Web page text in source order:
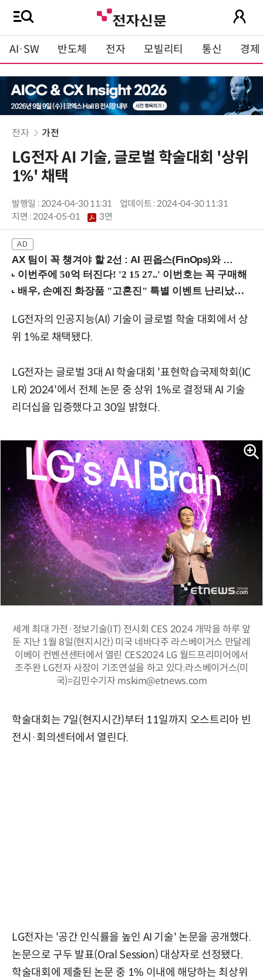
AI·SW 반도체 전자 모빌리티 통신 경제
전자 가전
LG전자 AI 기술, 글로벌 학술대회 '상위
1%' 채택
발행일 : 2024-04-30 11:31
업데이트 : 2024-04-30 11:31
지면 :2024-05-01 3면
AX 팀이 꼭 챙겨야 할 2선 : AI 핀옵스(FinOps)와 토큰 거버넌스 (8/21 잠실역)
LG전자의 인공지능(AI) 기술이 글로벌 학술 대회에서 상
위 1%로 채택됐다.
LG전자는 글로벌 3대 AI 학술대회 '표현학습국제학회(IC
LR) 2024'에서 전체 논문 중 상위 1%로 결정돼 AI 기술
리더십을 입증했다고 30일 밝혔다.
세계 최대 가전·정보기술(IT) 전시회 CES 2024 개막을 하루 앞
둔 지난 1월 8일(현지시간) 미국 네바다주 라스베이거스 만달레
이베이 컨벤션센터에서 열린 CES2024 LG 월드프리미어에서
조주완 LG전자 사장이 기조연설을 하고 있다.라스베이거스(미
국)=김민수기자 mskim@etnews.com
학술대회는 7일(현지시간)부터 11일까지 오스트리아 빈
전시·회의센터에서 열린다.
LG전자는 '공간 인식률을 높인 AI 기술' 논문을 공개했다.
논문으로 구두 발표(Oral Session) 대상자로 선정됐다.
학술대회에 제출된 논문 중 1% 이내에 해당하는 최상위